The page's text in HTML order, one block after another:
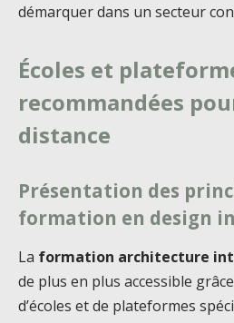
démarquer dans un secteur
Écoles et
recommandées
distance
Présentation des
formation en design
La formation architecture
de plus en plus accessible
d’écoles et de plateformes